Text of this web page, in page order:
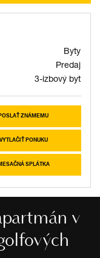
Byty
Predaj
3-izbový byt
POSLAŤ ZNÁMEMU
VYTLAČIŤ PONUKU
SPLÁTKA
v